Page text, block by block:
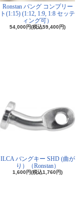
Ronstan バング コンプリー
ト(1:15) (1:12, 1:9, 1:8 セッテ
ィング可）
54,000円(税込59,400円)
ILCA バングキー SHD (曲が
り）（Ronstan）
1,600円(税込1,760円)